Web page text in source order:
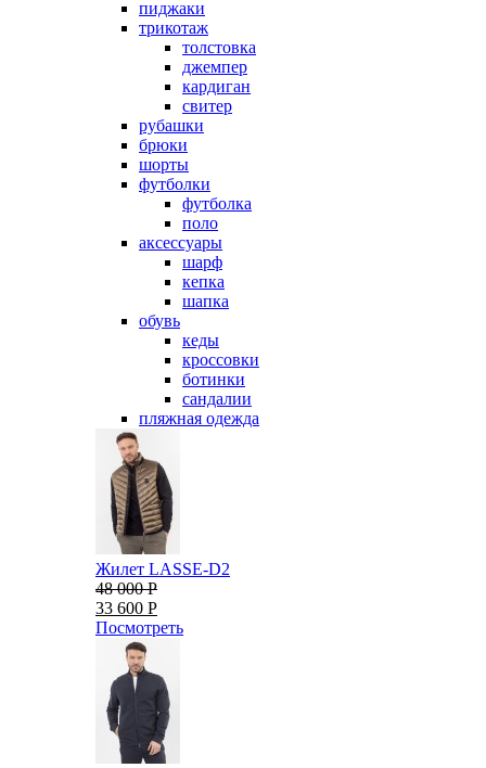
пиджаки
трикотаж
толстовка
джемпер
кардиган
свитер
рубашки
брюки
шорты
футболки
футболка
поло
аксессуары
шарф
кепка
шапка
обувь
кеды
кроссовки
ботинки
сандалии
пляжная одежда
Жилет LASSE-D2
48 000 Р
33 600 Р
Посмотреть